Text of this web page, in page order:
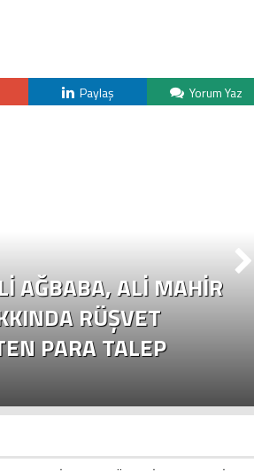
Paylaş Yorum Yaz
AĞBABA, ALI MAHIR
RÜŞVET
PARA TALEP